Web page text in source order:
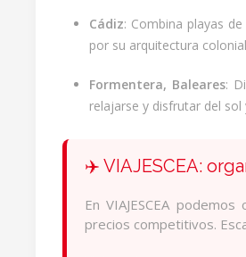
Cádiz: Combina playas
por su arquitectura
Formentera, Baleares:
relajarse y disfrutar del sol
✈️ VIAJESCEA:
En VIAJESCEA
precios competitivos.